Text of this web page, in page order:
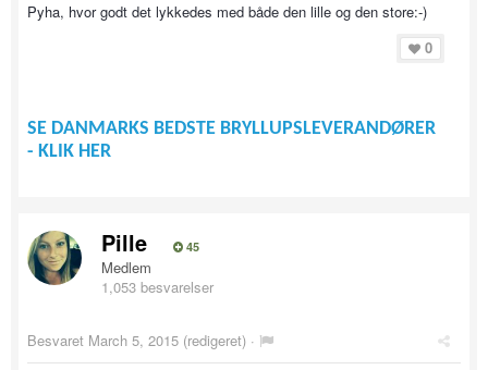
Pyha, hvor godt det lykkedes med både den lille og den store:-)
0
SE DANMARKS BEDSTE BRYLLUPSLEVERANDØRER
- KLIK HER
Pille 45
Medlem
1,053 besvarelser
Besvaret March 5, 2015 (redigeret) ·